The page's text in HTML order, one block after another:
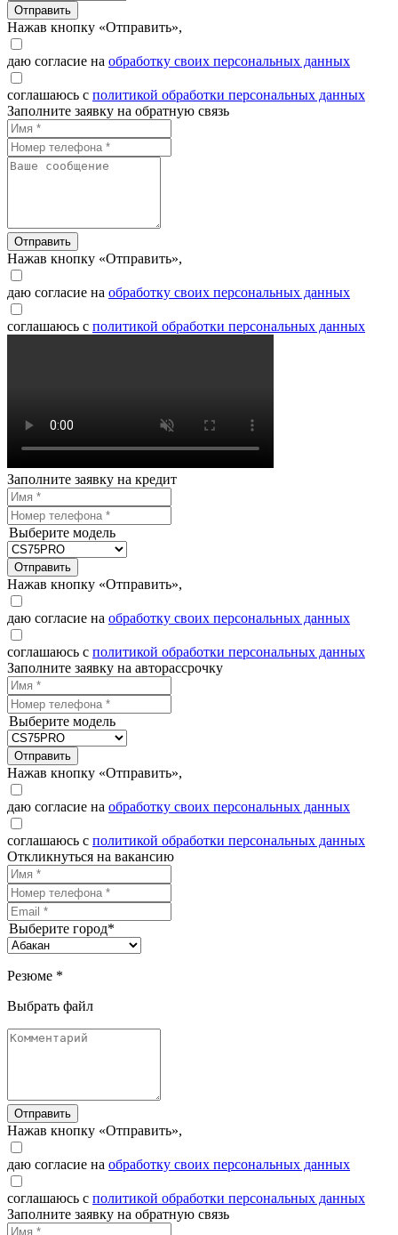
Отправить
Нажав кнопку «Отправить»,
даю согласие на обработку своих персональных данных
соглашаюсь с политикой обработки персональных данных
Заполните заявку на обратную связь
Отправить
Нажав кнопку «Отправить»,
даю согласие на обработку своих персональных данных
соглашаюсь с политикой обработки персональных данных
Заполните заявку на кредит
Выберите модель
Отправить
Нажав кнопку «Отправить»,
даю согласие на обработку своих персональных данных
соглашаюсь с политикой обработки персональных данных
Заполните заявку на авторассрочку
Выберите модель
Отправить
Нажав кнопку «Отправить»,
даю согласие на обработку своих персональных данных
соглашаюсь с политикой обработки персональных данных
Откликнуться на вакансию
Выберите город*
Резюме *
Выбрать файл
Отправить
Нажав кнопку «Отправить»,
даю согласие на обработку своих персональных данных
соглашаюсь с политикой обработки персональных данных
Заполните заявку на обратную связь